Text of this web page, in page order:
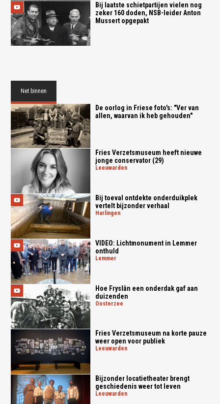
Bij laatste schietpartijen vielen nog
zeker 160 doden, NSB-leider Anton
Mussert opgepakt
Net binnen
De oorlog in Friese foto's: "Ver van
allen, waarvan ik heb gehouden"
Fries Verzetsmuseum heeft nieuwe
jonge conservator (29)
leeuwarden
Bij toeval ontdekte onderduikplek
vertelt bijzonder verhaal
harlingen
VIDEO: Lichtmonument in Lemmer
onthuld
lemmer
Hoe Fryslân een onderdak gaf aan
duizenden
oosterzee
Fries Verzetsmuseum na korte pauze
weer open voor publiek
leeuwarden
Bijzonder locatietheater brengt
geschiedenis weer tot leven
leeuwarden